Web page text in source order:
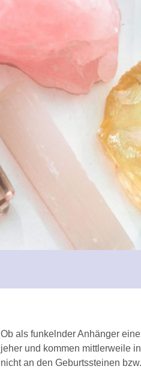
Ob als funkelnder Anhänger
jeher und kommen mittlerweile
nicht an den Geburtssteinen